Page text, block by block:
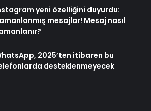
2025’ten itibaren bu
desteklenmeyecek